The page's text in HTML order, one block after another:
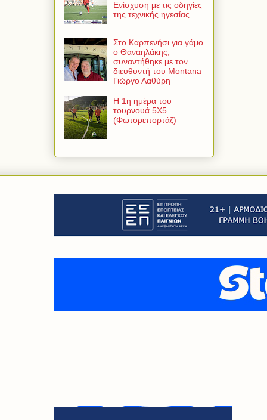
Ενίσχυση με τις οδηγίες
της τεχνικής ηγεσίας
Στο Καρπενήσι για γάμο
ο Θαναηλάκης,
συναντήθηκε με τον
διευθυντή του Montana
Γιώργο Λαθύρη
Η 1η ημέρα του
τουρνουά 5Χ5
(Φωτορεπορτάζ)